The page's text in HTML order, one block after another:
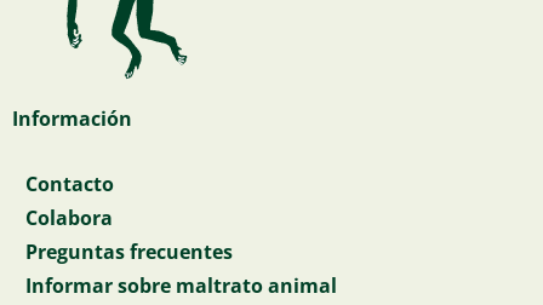
Información
Contacto
Colabora
Preguntas frecuentes
Informar sobre maltrato animal